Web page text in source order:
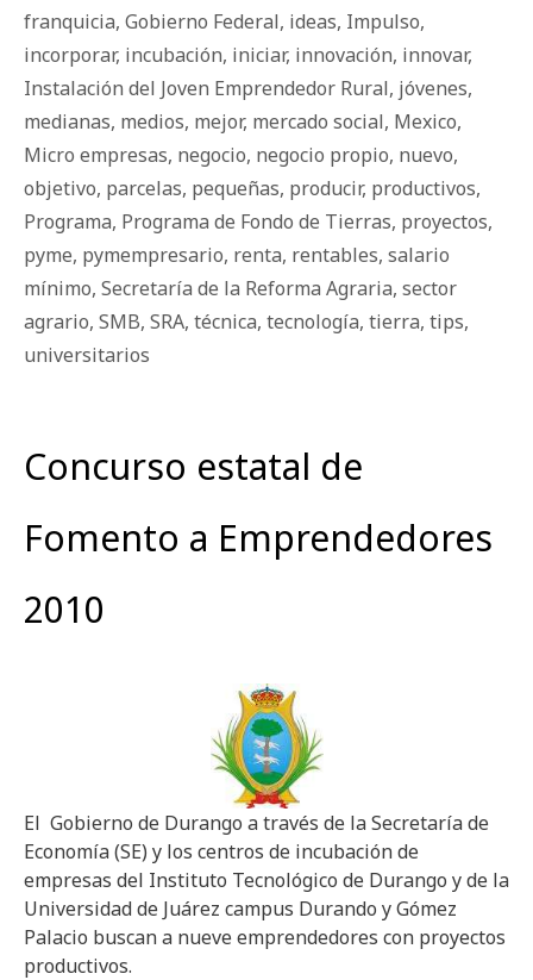
franquicia, Gobierno Federal, ideas, Impulso,
incorporar, incubación, iniciar, innovación, innovar,
Instalación del Joven Emprendedor Rural, jóvenes,
medianas, medios, mejor, mercado social, Mexico,
Micro empresas, negocio, negocio propio, nuevo,
objetivo, parcelas, pequeñas, producir, productivos,
Programa, Programa de Fondo de Tierras, proyectos,
pyme, pymempresario, renta, rentables, salario
mínimo, Secretaría de la Reforma Agraria, sector
agrario, SMB, SRA, técnica, tecnología, tierra, tips,
universitarios
Concurso estatal de
Fomento a Emprendedores
2010
El Gobierno de Durango a través de la Secretaría de
Economía (SE) y los centros de incubación de
empresas del Instituto Tecnológico de Durango y de la
Universidad de Juárez campus Durando y Gómez
Palacio buscan a nueve emprendedores con proyectos
productivos.